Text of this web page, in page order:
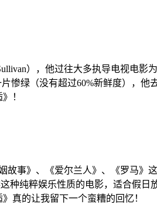
），他过往大多执导电视电
惨绿（没有超过60%新鲜度），
！
故事》、《爱尔兰人》、《罗马
种纯粹娱乐性质的电影，适合假
真的让我留下一个蛮糟的回忆！